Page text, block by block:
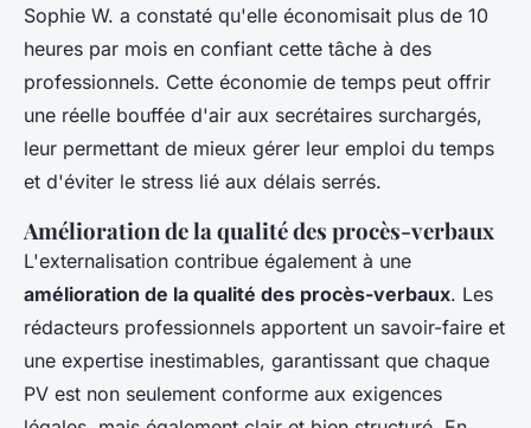
Sophie W. a constaté qu'elle économisait plus de 10
heures par mois en confiant cette tâche à des
professionnels. Cette économie de temps peut offrir
une réelle bouffée d'air aux secrétaires surchargés,
leur permettant de mieux gérer leur emploi du temps
et d'éviter le stress lié aux délais serrés.
Amélioration de la qualité des procès-verbaux
L'externalisation contribue également à une
amélioration de la qualité des procès-verbaux. Les
rédacteurs professionnels apportent un savoir-faire et
une expertise inestimables, garantissant que chaque
PV est non seulement conforme aux exigences